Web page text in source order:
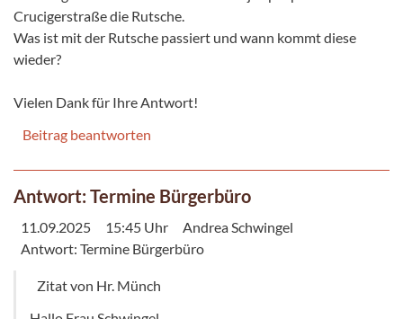
Crucigerstraße die Rutsche.
Was ist mit der Rutsche passiert und wann kommt diese
wieder?
Vielen Dank für Ihre Antwort!
Beitrag beantworten
Antwort: Termine Bürgerbüro
11.09.2025 15:45 Uhr
Andrea Schwingel
Antwort: Termine Bürgerbüro
Zitat von Hr. Münch